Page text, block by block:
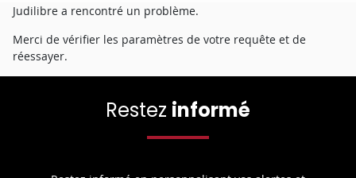
Judilibre a rencontré un problème.
Merci de vérifier les paramètres de votre requête et de
réessayer.
Restez informé